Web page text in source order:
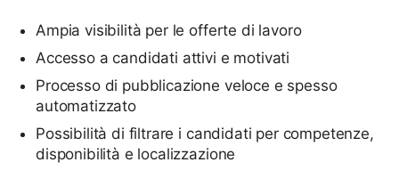
Ampia visibilità per le offerte di lavoro
Accesso a candidati attivi e motivati
Processo di pubblicazione veloce e spesso
automatizzato
Possibilità di filtrare i candidati per competenze,
disponibilità e localizzazione